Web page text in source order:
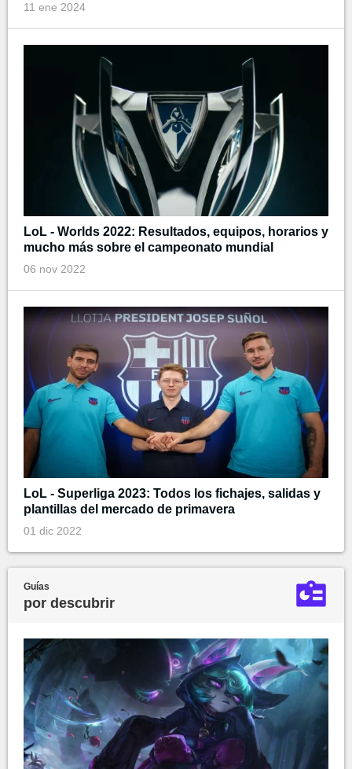
11 ene 2024
LoL - Worlds 2022: Resultados, equipos, horarios y
mucho más sobre el campeonato mundial
06 nov 2022
LoL - Superliga 2023: Todos los fichajes, salidas y
plantillas del mercado de primavera
01 dic 2022
Guías
por descubrir